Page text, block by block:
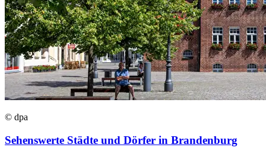
© dpa
Sehenswerte Städte und Dörfer in Brandenburg